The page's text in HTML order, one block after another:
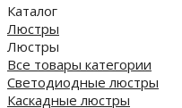
Каталог
Люстры
Люстры
Все товары категории
Светодиодные люстры
Каскадные люстры